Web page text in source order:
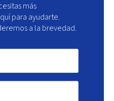
más
para ayudarte.
a la brevedad.